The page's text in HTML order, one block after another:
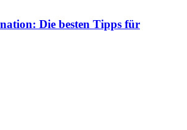
Die besten Tipps für